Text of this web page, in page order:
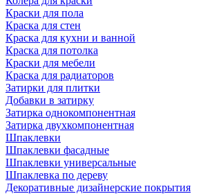
Краски для пола
Краска для стен
Краска для кухни и ванной
Краска для потолка
Краски для мебели
Краска для радиаторов
Затирки для плитки
Добавки в затирку
Затирка однокомпонентная
Затирка двухкомпонентная
Шпаклевки
Шпаклевки фасадные
Шпаклевки универсальные
Шпаклевка по дереву
Декоративные дизайнерские покрытия